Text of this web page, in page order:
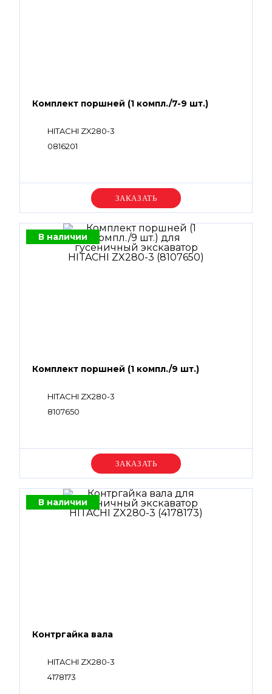
Комплект поршней (1 компл./7-9 шт.)
HITACHI ZX280-3
0816201
Уточняйте цену
В наличии
Комплект поршней (1 компл./9 шт.)
HITACHI ZX280-3
8107650
Уточняйте цену
В наличии
Контргайка вала
HITACHI ZX280-3
4178173